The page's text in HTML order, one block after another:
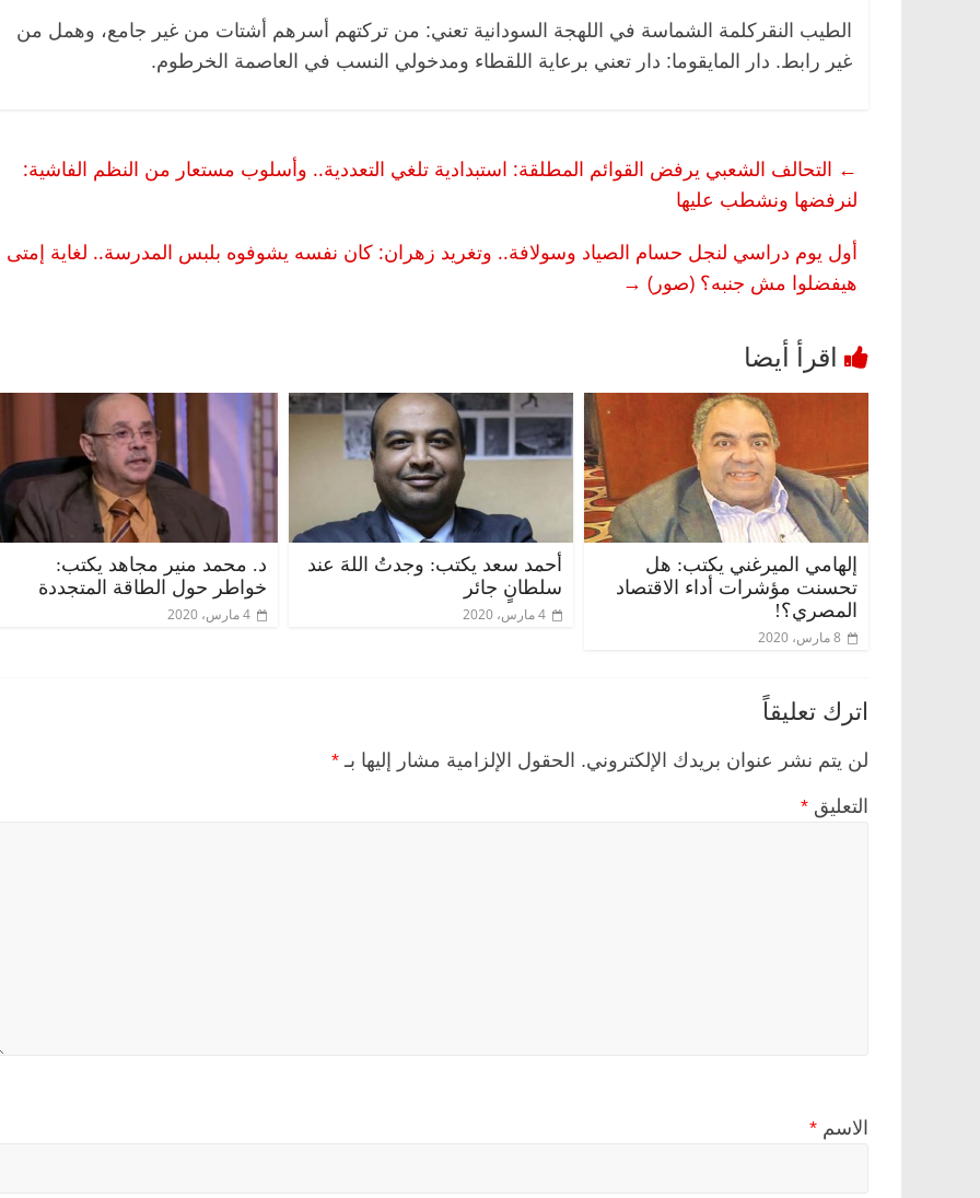
الطيب النقركلمة الشماسة في اللهجة السودانية تعني: من تركتهم أسرهم أشتات من غير جامع، وهمل من
غير رابط. دار المايقوما: دار تعني برعاية اللقطاء ومدخولي النسب في العاصمة الخرطوم.
← التحالف الشعبي يرفض القوائم المطلقة: استبدادية تلغي التعددية.. وأسلوب مستعار من النظم الفاشية:
لنرفضها ونشطب عليها
أول يوم دراسي لنجل حسام الصياد وسولافة.. وتغريد زهران: كان نفسه يشوفوه بلبس المدرسة.. لغاية إمتى
هيفضلوا مش جنبه؟ (صور) →
إلهامي الميرغني يكتب: هل
تحسنت مؤشرات أداء الاقتصاد
المصري؟!
8 مارس، 2020
أحمد سعد يكتب: وجدتُ اللهَ عند
سلطانٍ جائر
4 مارس، 2020
د. محمد منير مجاهد يكتب:
خواطر حول الطاقة المتجددة
4 مارس، 2020
اترك تعليقاً
لن يتم نشر عنوان بريدك الإلكتروني. الحقول الإلزامية مشار إليها بـ *
التعليق *
الاسم *